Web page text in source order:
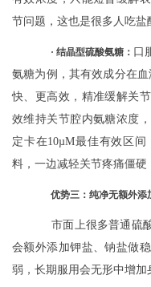
节问题，这也是很多人吃盐
·结晶型硫酸氨糖： 口
氨糖为例，其有效成分在
快、更高效，精准缓解关
效维持关节腔内氨糖浓度
定卡在10µM最佳有效区
料，一边减轻关节疼痛僵硬
优势三：纯净无额外添
市面上很多普通硫
会额外添加钾盐、钠盐做
弱，长期服用会无形中增加